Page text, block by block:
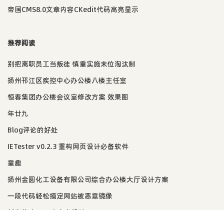
帝国CMS8.0文章内容CKedit代码高亮显示
推荐阅读
别把离职员工当叛徒 慎重实施末位淘汰制
扬州邗江区疾控中心办公楼八楼主任室
恒春集团办公楼会议室修改方案 效果图
年廿九
Blog评论的好处
IETester v0.2.3 重构网页设计必备软件
童趣
扬州金圆化工设备有限公司综合办公楼大厅设计方案
一段代码轻松搞定网站被恶意镜像